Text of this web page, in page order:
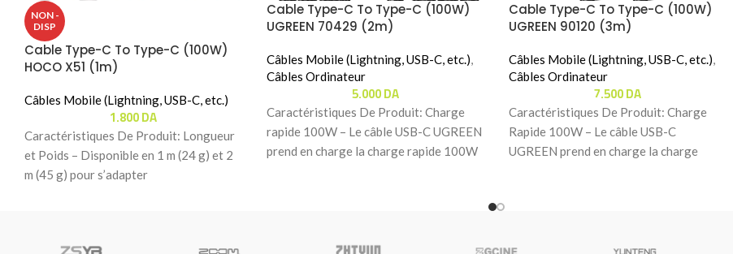
NON -
DISP
Cable Type-C To Type-C (100W)
HOCO X51 (1m)
Câbles Mobile (Lightning, USB-C, etc.)
1.800DA
Caractéristiques De Produit: Longueur
et Poids – Disponible en 1 m (24 g) et 2
m (45 g) pour s’adapter
Cable Type-C To Type-C (100W)
UGREEN 70429 (2m)
Câbles Mobile (Lightning, USB-C, etc.),
Câbles Ordinateur
5.000DA
Caractéristiques De Produit: Charge
rapide 100W – Le câble USB-C UGREEN
prend en charge la charge rapide 100W
Cable Type-C To Type-C (100W)
UGREEN 90120 (3m)
Câbles Mobile (Lightning, USB-C, etc.),
Câbles Ordinateur
7.500DA
Caractéristiques De Produit: Charge
Rapide 100W – Le câble USB-C
UGREEN prend en charge la charge